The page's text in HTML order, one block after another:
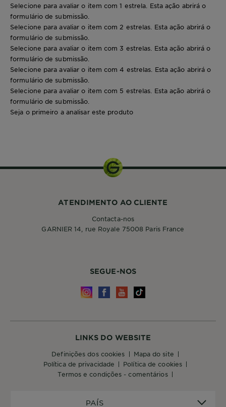
Selecione para avaliar o item com 1 estrela. Esta ação abrirá o
formulário de submissão.
Selecione para avaliar o item com 2 estrelas. Esta ação abrirá o
formulário de submissão.
Selecione para avaliar o item com 3 estrelas. Esta ação abrirá o
formulário de submissão.
Selecione para avaliar o item com 4 estrelas. Esta ação abrirá o
formulário de submissão.
Selecione para avaliar o item com 5 estrelas. Esta ação abrirá o
formulário de submissão.
Seja o primeiro a analisar este produto
PAÍS
LINKS DO WEBSITE
definições dos cookies
mapa do site
política de privacidade
política de cookies
termos e condições - comentários
SEGUE-NOS
ATENDIMENTO AO CLIENTE
Contacta-nos
GARNIER 14, rue Royale 75008 Paris France